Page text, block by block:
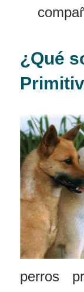
¿Qué
perros